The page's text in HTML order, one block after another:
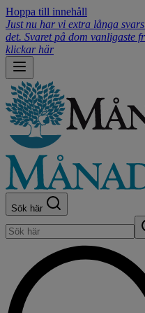
Hoppa till innehåll
Just nu har vi extra långa
det. Svaret på dom vanligaste
klickar här
Sök här